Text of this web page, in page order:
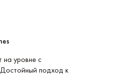
на уровне с
подход к